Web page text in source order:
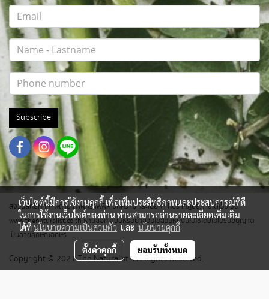
Subscribe
สงวนสิทธิ์ทุกภาพถ่าย ภาพกราฟฟิค บทความ และเนื้อหา ที่ปรากฎอยู่ภายใต้เว็บไซต์
www.thenaturalist.co.th ห้ามลอกเลียนหรือนำส่วนใดส่วนหนึ่งนี้ไปใช้โดยไม่ได้รับอนุญาต
เป็นลายลักษณ์อักษร
Copyright © 2021 The Naturalist. All Rights Reserved.
เว็บไซต์นี้มีการใช้งานคุกกี้ เพื่อเพิ่มประสิทธิภาพและประสบการณ์ที่ดี
ในการใช้งานเว็บไซต์ของท่าน ท่านสามารถอ่านรายละเอียดเพิ่มเติม
ได้ที่นโยบายความเป็นส่วนตัว และ นโยบายคุกกี้
ตั้งค่าคุกกี้ ยอมรับทั้งหมด